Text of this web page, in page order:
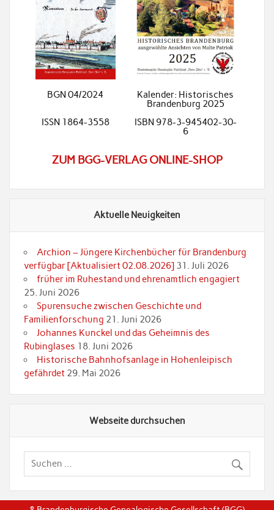
BGN 04/2024
Kalender: Historisches
Brandenburg 2025
ISSN 1864-3558
ISBN 978-3-945402-30-
6
ZUM BGG-VERLAG ONLINE-SHOP
Aktuelle Neuigkeiten
Archion – Jüngere Kirchenbücher für Brandenburg
verfügbar [Aktualisiert 02.08.2026] 31. Juli 2026
früher im Ruhestand und ehrenamtlich engagiert
25. Juni 2026
Spurensuche zwischen Geschichte und
Familienforschung 21. Juni 2026
Johannes Kunckel und das Geheimnis des
Rubinglases 18. Juni 2026
Historische Bahnhofsanlage in Hohenleipisch
gefährdet 29. Mai 2026
Webseite durchsuchen